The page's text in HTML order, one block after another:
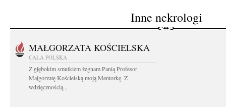
Inne nekrologi
MAŁGORZATA KOŚCIELSKA
CAŁA POLSKA
Z głębokim smutkiem żegnam Panią Profesor
Małgorzatę Kościelską moją Mentorkę. Z
wdzięcznością...